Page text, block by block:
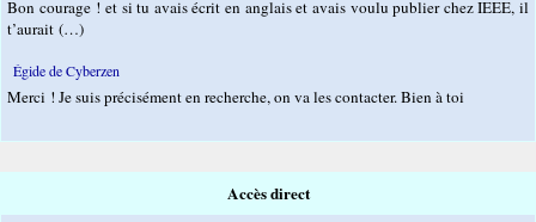
Bon courage ! et si tu avais écrit en anglais et avais voulu publier chez IEEE, il
t’aurait (…)
Égide de Cyberzen
Merci ! Je suis précisément en recherche, on va les contacter. Bien à toi
Accès direct